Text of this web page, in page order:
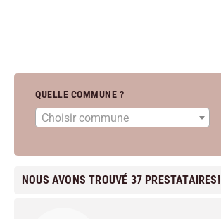
QUELLE COMMUNE ?
Choisir commune
NOUS AVONS TROUVÉ 37 PRESTATAIRES!